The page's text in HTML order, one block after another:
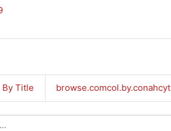
By Title browse.comcol.by.conahcyt